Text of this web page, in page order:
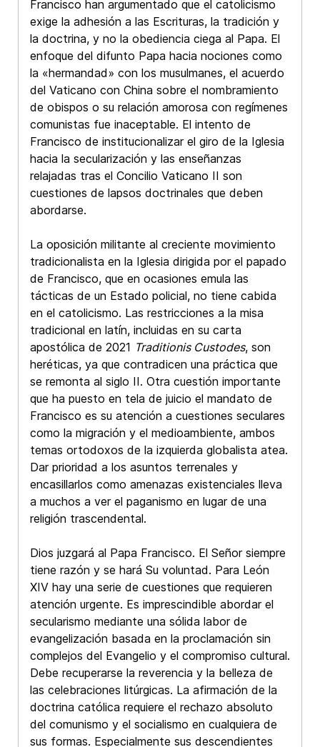
Francisco han argumentado que el catolicismo
exige la adhesión a las Escrituras, la tradición y
la doctrina, y no la obediencia ciega al Papa. El
enfoque del difunto Papa hacia nociones como
la «hermandad» con los musulmanes, el acuerdo
del Vaticano con China sobre el nombramiento
de obispos o su relación amorosa con regímenes
comunistas fue inaceptable. El intento de
Francisco de institucionalizar el giro de la Iglesia
hacia la secularización y las enseñanzas
relajadas tras el Concilio Vaticano II son
cuestiones de lapsos doctrinales que deben
abordarse.
La oposición militante al creciente movimiento
tradicionalista en la Iglesia dirigida por el papado
de Francisco, que en ocasiones emula las
tácticas de un Estado policial, no tiene cabida
en el catolicismo. Las restricciones a la misa
tradicional en latín, incluidas en su carta
apostólica de 2021 Traditionis Custodes, son
heréticas, ya que contradicen una práctica que
se remonta al siglo II. Otra cuestión importante
que ha puesto en tela de juicio el mandato de
Francisco es su atención a cuestiones seculares
como la migración y el medioambiente, ambos
temas ortodoxos de la izquierda globalista atea.
Dar prioridad a los asuntos terrenales y
encasillarlos como amenazas existenciales lleva
a muchos a ver el paganismo en lugar de una
religión trascendental.
Dios juzgará al Papa Francisco. El Señor siempre
tiene razón y se hará Su voluntad. Para León
XIV hay una serie de cuestiones que requieren
atención urgente. Es imprescindible abordar el
secularismo mediante una sólida labor de
evangelización basada en la proclamación sin
complejos del Evangelio y el compromiso cultural.
Debe recuperarse la reverencia y la belleza de
las celebraciones litúrgicas. La afirmación de la
doctrina católica requiere el rechazo absoluto
del comunismo y el socialismo en cualquiera de
sus formas. Especialmente sus descendientes